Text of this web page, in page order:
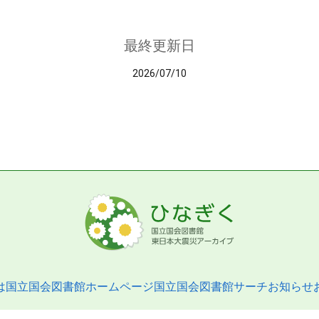
最終更新日
2026/07/10
国立国会図書館ホームページ国立国会図書館サーチお知らせ